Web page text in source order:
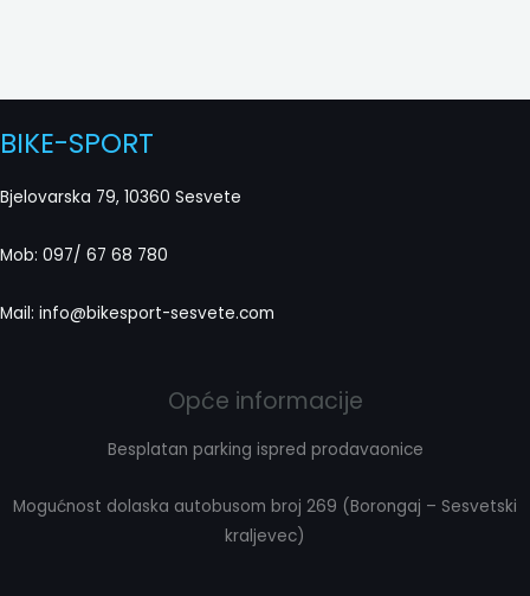
BIKE-SPORT
Bjelovarska 79, 10360 Sesvete
Mob: 097/ 67 68 780
Mail: info@bikesport-sesvete.com
Opće informacije
Besplatan parking ispred prodavaonice
Mogućnost dolaska autobusom broj 269 (Borongaj – Sesvetski
kraljevec)